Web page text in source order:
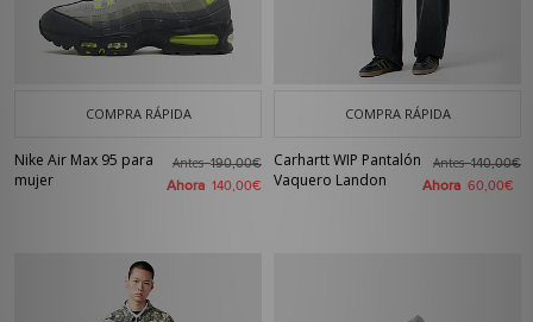
COMPRA RÁPIDA
Nike Air Max 95 para
mujer
Antes190,00€
Ahora 140,00€
COMPRA RÁPIDA
Carhartt WIP Pantalón
Vaquero Landon
Antes140,00€
Ahora 60,00€